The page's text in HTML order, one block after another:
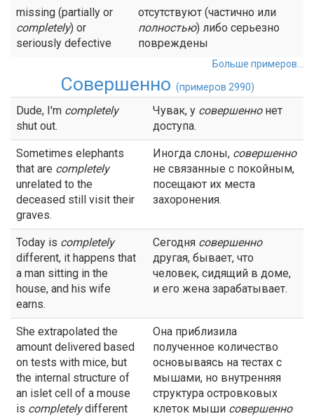
missing (partially or
completely) or
seriously defective
отсутствуют (частично или
полностью) либо серьезно
повреждены
Больше примеров...
Совершенно (примеров 2990)
Dude, I'm completely
shut out.
Чувак, у совершеннонет
доступа.
Sometimes elephants
that are completely
unrelated to the
deceased still visit their
graves.
Иногда слоны, совершенно
не связанные с покойным,
посещают их места
захоронения.
Today is completely
different, it happens that
a man sitting in the
house, and his wife
earns.
Сегодня совершенно
другая, бывает, что
человек, сидящий в доме,
и его жена зарабатывает.
She extrapolated the
amount delivered based
on tests with mice, but
the internal structure of
an islet cell of a mouse
is completelydifferent
Она приблизила
полученное количество
основываясь на тестах с
мышами, но внутренняя
структура островковых
клеток мыши совершенно